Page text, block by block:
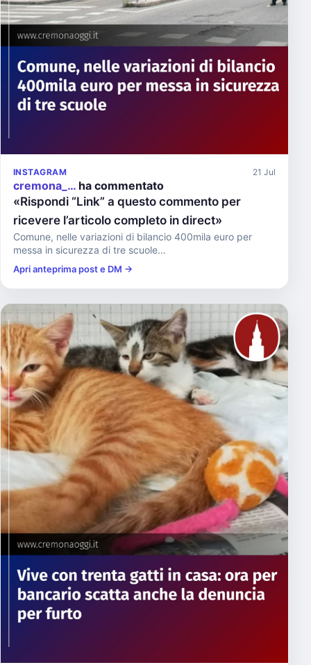
INSTAGRAM 21 Jul
cremona_… ha commentato
«Rispondi “Link” a questo commento per
ricevere l’articolo completo in direct»
Comune, nelle variazioni di bilancio 400mila euro per
messa in sicurezza di tre scuole...
Apri anteprima post e DM →